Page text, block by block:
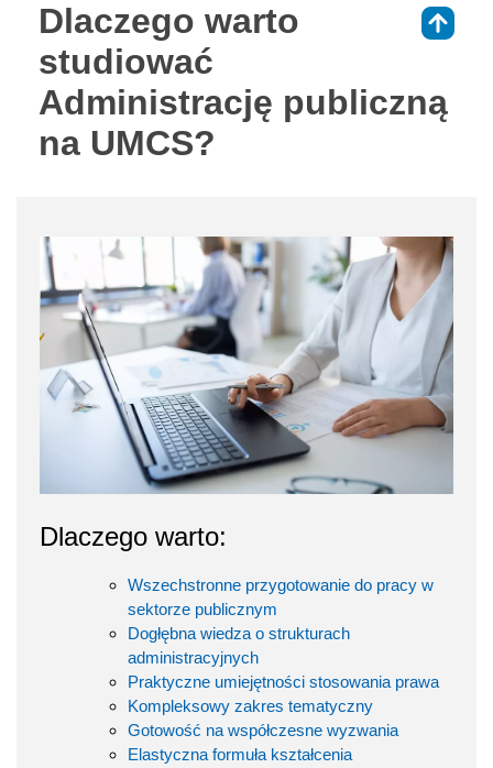
Dlaczego warto
studiować
Administrację publiczną
na UMCS?
Dlaczego warto:
Wszechstronne przygotowanie do pracy w
sektorze publicznym
Dogłębna wiedza o strukturach
administracyjnych
Praktyczne umiejętności stosowania prawa
Kompleksowy zakres tematyczny
Gotowość na współczesne wyzwania
Elastyczna formuła kształcenia